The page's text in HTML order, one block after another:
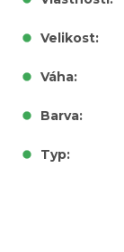
Velikost:
Váha:
Barva:
Typ: